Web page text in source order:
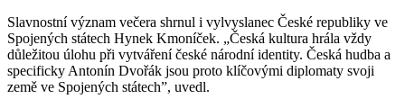
Slavnostní význam večera shrnul i vylvyslanec České republiky ve
Spojených státech Hynek Kmoníček. „Česká kultura hrála vždy
důležitou úlohu při vytváření české národní identity. Česká hudba a
specificky Antonín Dvořák jsou proto klíčovými diplomaty svoji
země ve Spojených státech”, uvedl.